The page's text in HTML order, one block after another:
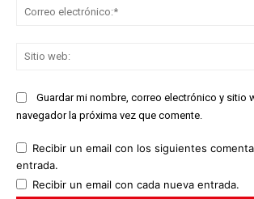
Guardar mi nombre, correo electrónico y sitio
navegador la próxima vez que comente.
Recibir un email con los siguientes
entrada.
Recibir un email con cada nueva entrada.